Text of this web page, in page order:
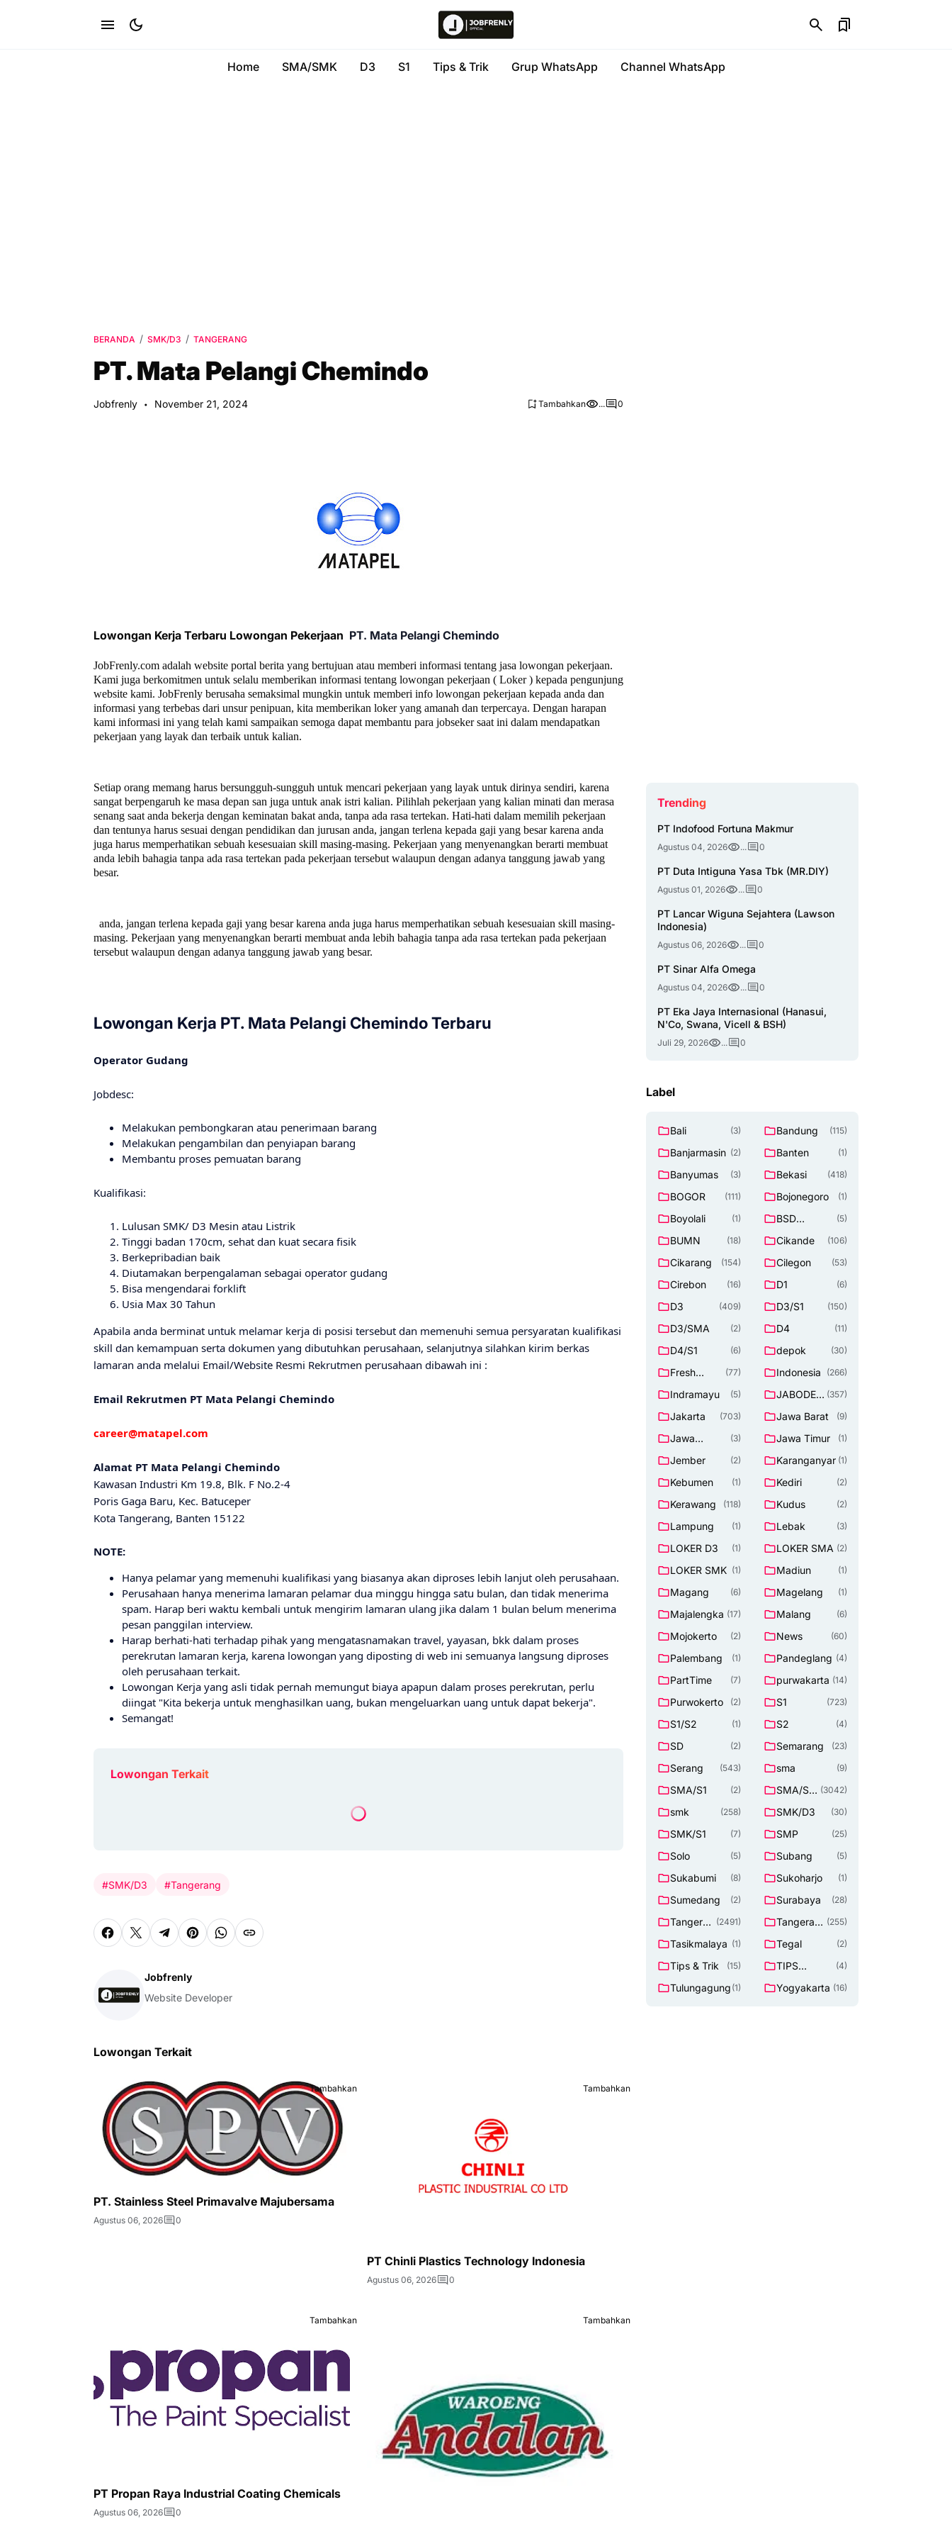
Home SMA/SMK D3 S1 Tips & Trik Grup WhatsApp Channel WhatsApp
BERANDA SMK/D3 TANGERANG
PT. Mata Pelangi Chemindo
Jobfrenly November 21, 2024 Tambahkan ... 0
Lowongan Kerja Terbaru Lowongan Pekerjaan PT. Mata Pelangi Chemindo
JobFrenly.com adalah website portal berita yang bertujuan atau memberi informasi tentang jasa lowongan pekerjaan.
Kami juga berkomitmen untuk selalu memberikan informasi tentang lowongan pekerjaan ( Loker ) kepada pengunjung
website kami. JobFrenly berusaha semaksimal mungkin untuk memberi info lowongan pekerjaan kepada anda dan
informasi yang terbebas dari unsur penipuan, kita memberikan loker yang amanah dan terpercaya. Dengan harapan
kami informasi ini yang telah kami sampaikan semoga dapat membantu para jobseker saat ini dalam mendapatkan
pekerjaan yang layak dan terbaik untuk kalian.
Setiap orang memang harus bersungguh-sungguh untuk mencari pekerjaan yang layak untuk dirinya sendiri, karena
sangat berpengaruh ke masa depan san juga untuk anak istri kalian. Pilihlah pekerjaan yang kalian minati dan merasa
senang saat anda bekerja dengan keminatan bakat anda, tanpa ada rasa tertekan. Hati-hati dalam memilih pekerjaan
dan tentunya harus sesuai dengan pendidikan dan jurusan anda, jangan terlena kepada gaji yang besar karena anda
juga harus memperhatikan sebuah kesesuaian skill masing-masing. Pekerjaan yang menyenangkan berarti membuat
anda lebih bahagia tanpa ada rasa tertekan pada pekerjaan tersebut walaupun dengan adanya tanggung jawab yang
besar.
anda, jangan terlena kepada gaji yang besar karena anda juga harus memperhatikan sebuah kesesuaian skill masing-
masing. Pekerjaan yang menyenangkan berarti membuat anda lebih bahagia tanpa ada rasa tertekan pada pekerjaan
tersebut walaupun dengan adanya tanggung jawab yang besar.
Lowongan Kerja PT. Mata Pelangi Chemindo Terbaru
Operator Gudang
Jobdesc:
Melakukan pembongkaran atau penerimaan barang
Melakukan pengambilan dan penyiapan barang
Membantu proses pemuatan barang
Kualifikasi:
Lulusan SMK/ D3 Mesin atau Listrik
Tinggi badan 170cm, sehat dan kuat secara fisik
Berkepribadian baik
Diutamakan berpengalaman sebagai operator gudang
Bisa mengendarai forklift
Usia Max 30 Tahun
Apabila anda berminat untuk melamar kerja di posisi tersebut dan memenuhi semua persyaratan kualifikasi
skill dan kemampuan serta dokumen yang dibutuhkan perusahaan, selanjutnya silahkan kirim berkas
lamaran anda melalui Email/Website Resmi Rekrutmen perusahaan dibawah ini :
Email Rekrutmen PT Mata Pelangi Chemindo
career@matapel.com
Alamat PT Mata Pelangi Chemindo
Kawasan Industri Km 19.8, Blk. F No.2-4
Poris Gaga Baru, Kec. Batuceper
Kota Tangerang, Banten 15122
NOTE:
Hanya pelamar yang memenuhi kualifikasi yang biasanya akan diproses lebih lanjut oleh perusahaan.
Perusahaan hanya menerima lamaran pelamar dua minggu hingga satu bulan, dan tidak menerima
spam. Harap beri waktu kembali untuk mengirim lamaran ulang jika dalam 1 bulan belum menerima
pesan panggilan interview.
Harap berhati-hati terhadap pihak yang mengatasnamakan travel, yayasan, bkk dalam proses
perekrutan lamaran kerja, karena lowongan yang diposting di web ini semuanya langsung diproses
oleh perusahaan terkait.
Lowongan Kerja yang asli tidak pernah memungut biaya apapun dalam proses perekrutan, perlu
diingat "Kita bekerja untuk menghasilkan uang, bukan mengeluarkan uang untuk dapat bekerja".
Semangat!
Lowongan Terkait
#SMK/D3 #Tangerang
Jobfrenly
Website Developer
Lowongan Terkait
Tambahkan
PT. Stainless Steel Primavalve Majubersama
Agustus 06, 2026 0
Tambahkan
PT Chinli Plastics Technology Indonesia
Agustus 06, 2026 0
Tambahkan
PT Propan Raya Industrial Coating Chemicals
Agustus 06, 2026 0
Tambahkan
Trending
PT Indofood Fortuna Makmur
Agustus 04, 2026 ... 0
PT Duta Intiguna Yasa Tbk (MR.DIY)
Agustus 01, 2026 ... 0
PT Lancar Wiguna Sejahtera (Lawson
Indonesia)
Agustus 06, 2026 ... 0
PT Sinar Alfa Omega
Agustus 04, 2026 ... 0
PT Eka Jaya Internasional (Hanasui,
N'Co, Swana, Vicell & BSH)
Juli 29, 2026 ... 0
Label
Bali (3) Bandung (115)
Banjarmasin (2) Banten (1)
Banyumas (3) Bekasi (418)
BOGOR (111) Bojonegoro (1)
Boyolali (1)
BSD
TANGERAN
G SELATAN
(5)
BUMN (18) Cikande (106)
Cikarang (154) Cilegon (53)
Cirebon (16) D1 (6)
D3 (409) D3/S1 (150)
D3/SMA (2) D4 (11)
D4/S1 (6) depok (30)
Fresh
(77) Indonesia (266)
Indramayu (5)
JABODET (357)
Jakarta (703) Jawa Barat (9)
Jawa
(3) Jawa Timur (1)
Jember (2) Karanganyar (1)
Kebumen (1) Kediri (2)
Kerawang (118) Kudus (2)
Lampung (1) Lebak (3)
LOKER D3 (1) LOKER SMA (2)
LOKER SMK (1) Madiun (1)
Magang (6) Magelang (1)
Majalengka (17) Malang (6)
Mojokerto (2) News (60)
Palembang (1) Pandeglang (4)
PartTime (7) purwakarta (14)
Purwokerto (2) S1 (723)
S1/S2 (1) S2 (4)
SD (2) Semarang (23)
Serang (543) sma (9)
SMA/S1 (2)
SMA/SM (3042)
smk (258) SMK/D3 (30)
SMK/S1 (7) SMP (25)
Solo (5) Subang (5)
Sukabumi (8) Sukoharjo (1)
Sumedang (2) Surabaya (28)
Tangeran (2491)
Tangerang (255)
Tasikmalaya (1) Tegal (2)
Tips & Trik (15)
TIPS
Kerja
(4)
Tulungagung (1) Yogyakarta (16)